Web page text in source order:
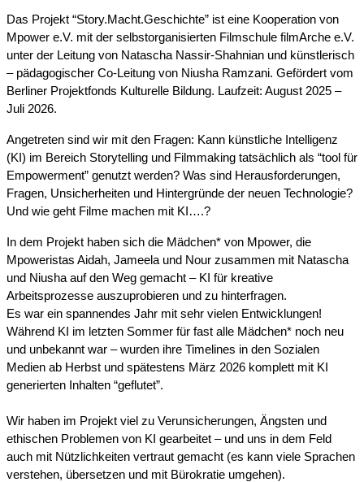
Das Projekt “Story.Macht.Geschichte” ist eine Kooperation von
Mpower e.V. mit der selbstorganisierten Filmschule filmArche e.V.
unter der Leitung von Natascha Nassir-Shahnian und künstlerisch
– pädagogischer Co-Leitung von Niusha Ramzani. Gefördert vom
Berliner Projektfonds Kulturelle Bildung. Laufzeit: August 2025 –
Juli 2026.
Angetreten sind wir mit den Fragen: Kann künstliche Intelligenz
(KI) im Bereich Storytelling und Filmmaking tatsächlich als “tool für
Empowerment” genutzt werden? Was sind Herausforderungen,
Fragen, Unsicherheiten und Hintergründe der neuen Technologie?
Und wie geht Filme machen mit KI….?
In dem Projekt haben sich die Mädchen* von Mpower, die
Mpoweristas Aidah, Jameela und Nour zusammen mit Natascha
und Niusha auf den Weg gemacht – KI für kreative
Arbeitsprozesse auszuprobieren und zu hinterfragen.
Es war ein spannendes Jahr mit sehr vielen Entwicklungen!
Während KI im letzten Sommer für fast alle Mädchen* noch neu
und unbekannt war – wurden ihre Timelines in den Sozialen
Medien ab Herbst und spätestens März 2026 komplett mit KI
generierten Inhalten “geflutet”.
Wir haben im Projekt viel zu Verunsicherungen, Ängsten und
ethischen Problemen von KI gearbeitet – und uns in dem Feld
auch mit Nützlichkeiten vertraut gemacht (es kann viele Sprachen
verstehen, übersetzen und mit Bürokratie umgehen).